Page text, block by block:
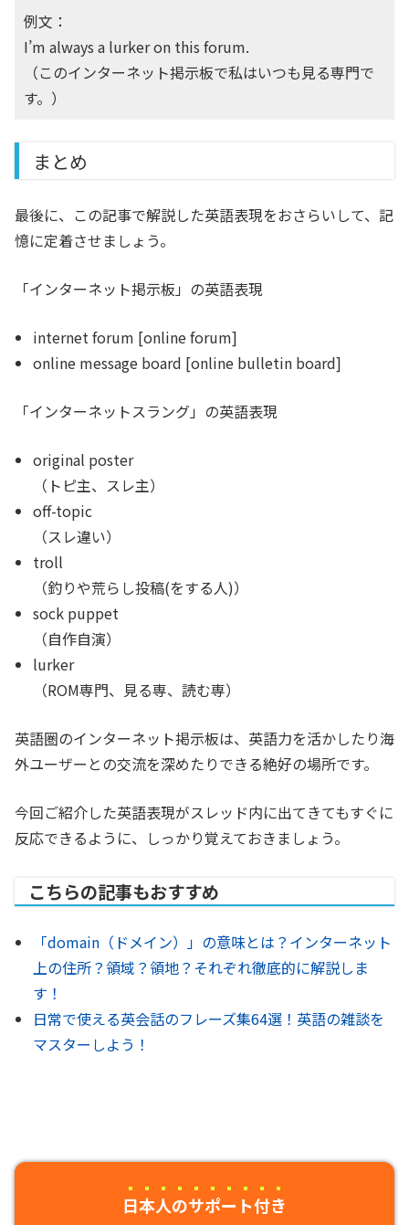
例文：
I’m always a lurker on this forum.
（このインターネット掲示板で私はいつも見る専門で
す。）
まとめ
最後に、この記事で解説した英語表現をおさらいして、記
憶に定着させましょう。
「インターネット掲示板」の英語表現
internet forum [online forum]
online message board [online bulletin board]
「インターネットスラング」の英語表現
original poster
（トピ主、スレ主）
off-topic
（スレ違い）
troll
（釣りや荒らし投稿(をする人)）
sock puppet
（自作自演）
lurker
（ROM専門、見る専、読む専）
英語圏のインターネット掲示板は、英語力を活かしたり海
外ユーザーとの交流を深めたりできる絶好の場所です。
今回ご紹介した英語表現がスレッド内に出てきてもすぐに
反応できるように、しっかり覚えておきましょう。
こちらの記事もおすすめ
「domain（ドメイン）」の意味とは？インターネット
上の住所？領域？領地？それぞれ徹底的に解説しま
す！
日常で使える英会話のフレーズ集64選！英語の雑談を
マスターしよう！
日本人のサポート付き